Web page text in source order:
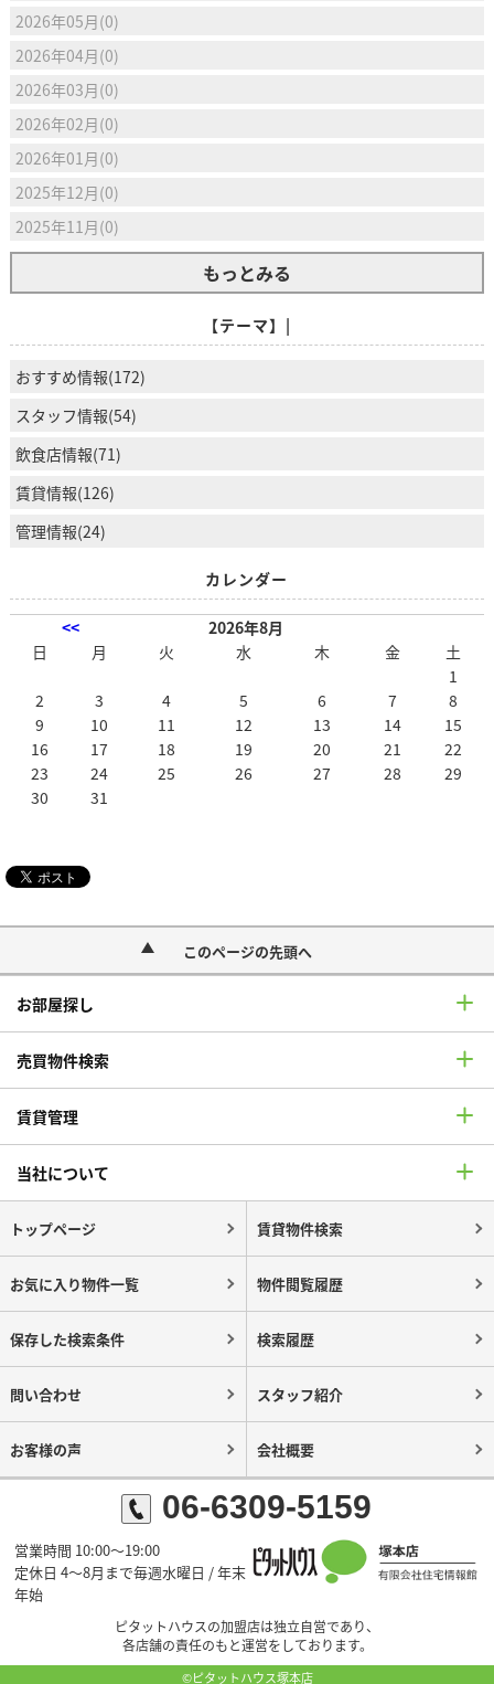
2026年05月(0)
2026年04月(0)
2026年03月(0)
2026年02月(0)
2026年01月(0)
2025年12月(0)
2025年11月(0)
もっとみる
【テーマ】|
おすすめ情報(172)
スタッフ情報(54)
飲食店情報(71)
賃貸情報(126)
管理情報(24)
カレンダー
<<
2026年8月
日
月 火 水 木 金
土
1
2
3 4 5 6 7
8
9
10 11 12 13 14
15
16
17 18 19 20 21
22
23
24 25 26 27 28
29
30
31
このページの先頭へ
お部屋探し
売買物件検索
賃貸管理
当社について
トップページ 賃貸物件検索
お気に入り物件一覧 物件閲覧履歴
保存した検索条件 検索履歴
問い合わせ スタッフ紹介
お客様の声 会社概要
06-6309-5159
営業時間 10:00～19:00
定休日 4～8月まで毎週水曜日 / 年末
年始
ピタットハウスの加盟店は独立自営であり、
各店舗の責任のもと運営をしております。
©ピタットハウス塚本店